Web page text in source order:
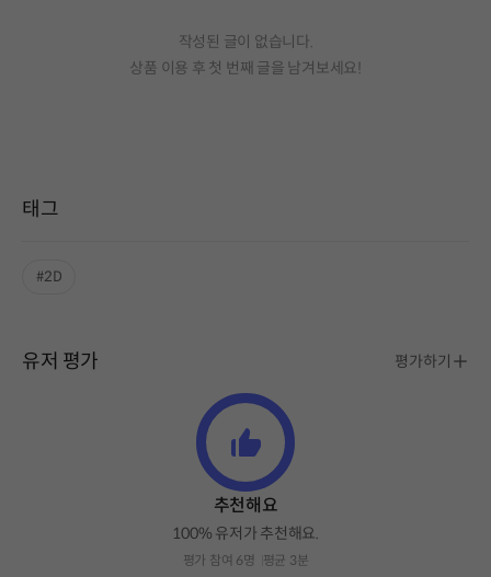
작성된 글이 없습니다.
상품 이용 후 첫 번째 글을 남겨보세요!
태그
#2D
유저 평가 평가하기
추천해요
100% 유저가 추천해요.
평가 참여 6명 평균 3분